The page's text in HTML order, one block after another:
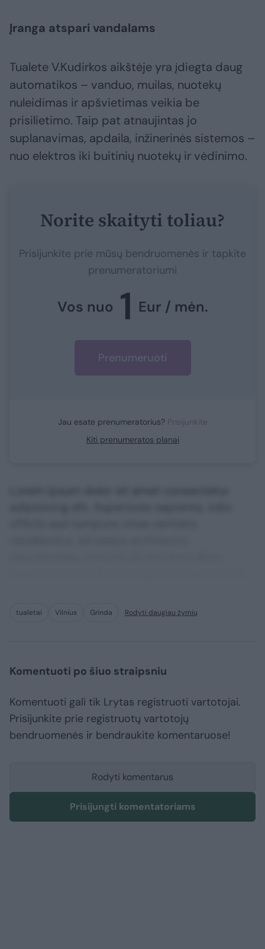
Įranga atspari vandalams
Tualete V.Kudirkos aikštėje yra įdiegta daug
automatikos – vanduo, muilas, nuotekų
nuleidimas ir apšvietimas veikia be
prisilietimo. Taip pat atnaujintas jo
suplanavimas, apdaila, inžinerinės sistemos –
nuo elektros iki buitinių nuotekų ir vėdinimo.
Norite skaityti toliau?
Prisijunkite prie mūsų bendruomenės ir tapkite
prenumeratoriumi
Vos nuo 1 Eur / mėn.
Prenumeruoti
Jau esate prenumeratorius? Prisijunkite
Kiti prenumeratos planai
tualetai Vilnius Grinda Rodyti daugiau žymių
Komentuoti po šiuo straipsniu
Komentuoti gali tik Lrytas registruoti vartotojai.
Prisijunkite prie registruotų vartotojų
bendruomenės ir bendraukite komentaruose!
Rodyti komentarus
Prisijungti komentatoriams